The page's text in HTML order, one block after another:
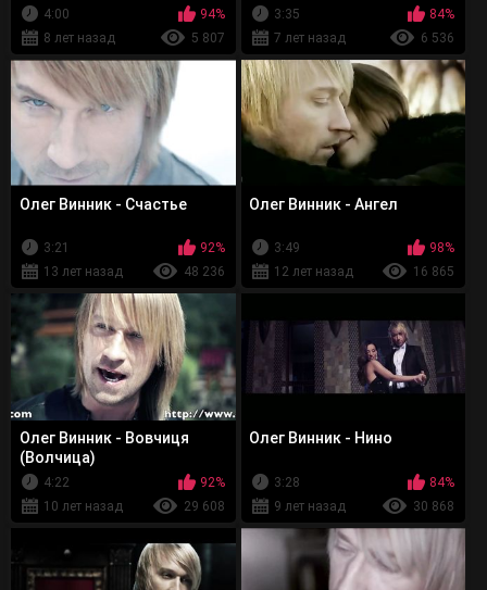
4:00
94%
8 лет назад
5 807
3:35
84%
7 лет назад
6 536
Олег Винник - Счастье
3:21
92%
13 лет назад
48 236
Олег Винник - Ангел
3:49
98%
12 лет назад
16 865
Олег Винник - Вовчиця
(Волчица)
4:22
92%
10 лет назад
29 608
Олег Винник - Нино
3:28
84%
9 лет назад
30 868